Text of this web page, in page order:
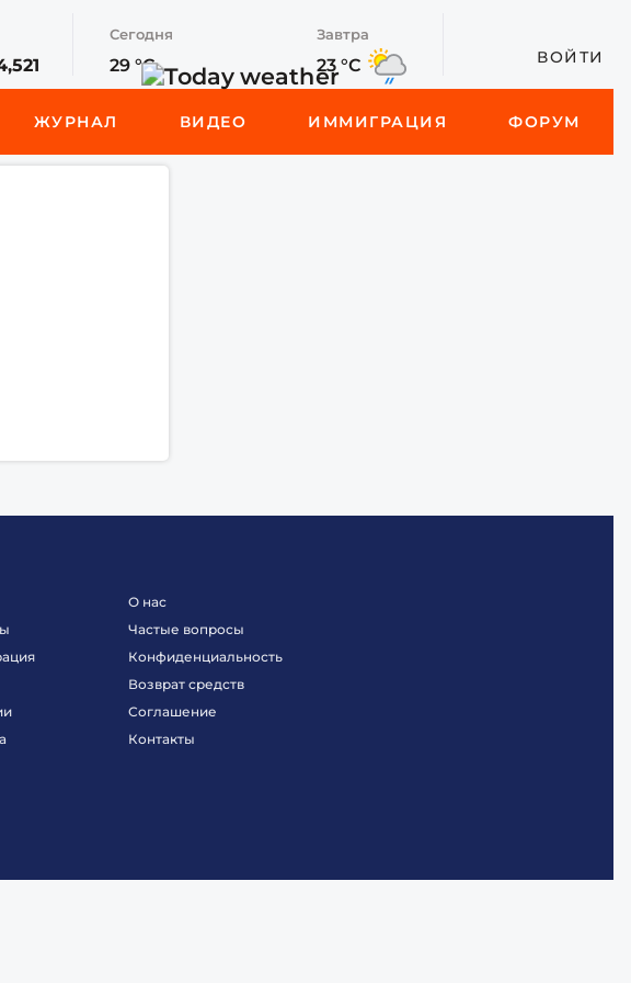
Сегодня
29 °C
Завтра
23 °C ВОЙТИ
ЖУРНАЛ ВИДЕО ИММИГРАЦИЯ ФОРУМ
О нас
Частые вопросы
Конфиденциальность
Возврат средств
Соглашение
Контакты